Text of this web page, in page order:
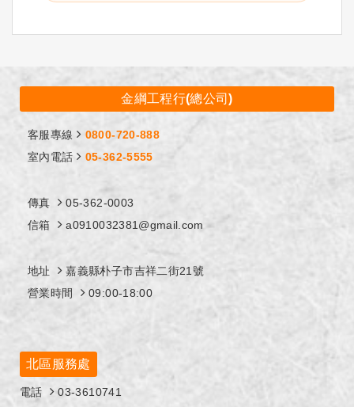
金綱工程行(總公司)
客服專線
0800-720-888
室內電話
05-362-5555
傳真
05-362-0003
信箱
a0910032381@gmail.com
地址
嘉義縣朴子市吉祥二街21號
營業時間
09:00-18:00
北區服務處
電話
03-3610741